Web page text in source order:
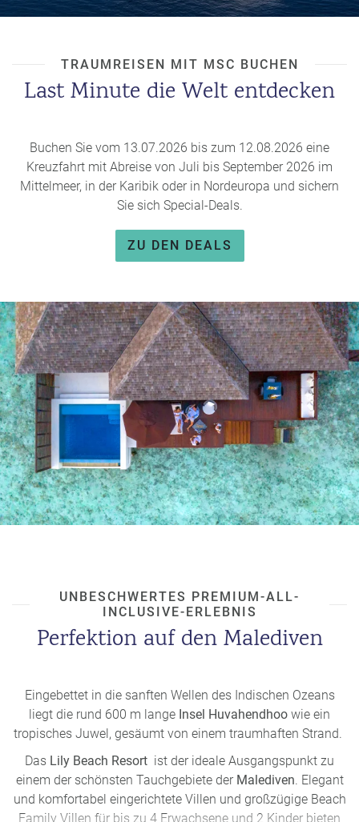
o
o
r
n
s
e
e
P
a
e
r
or
B
e
it
s
P
A
Y
B
A
K
B
o
n
u
s
pr
gr
a
m
m
TRAUMREISEN MIT MSC BUCHEN
Last Minute die Welt entdecken
Buchen Sie vom 13.07.2026 bis zum 12.08.2026 eine
Kreuzfahrt mit Abreise von Juli bis September 2026 im
Mittelmeer, in der Karibik oder in Nordeuropa und sichern
Sie sich Special-Deals.
ZU DEN DEALS
UNBESCHWERTES PREMIUM-ALL-
INCLUSIVE-ERLEBNIS
Perfektion auf den Malediven
Eingebettet in die sanften Wellen des Indischen Ozeans
liegt die rund 600 m lange Insel Huvahendhoo wie ein
tropisches Juwel, gesäumt von einem traumhaften Strand.
Das Lily Beach Resort ist der ideale Ausgangspunkt zu
einem der schönsten Tauchgebiete der Malediven. Elegant
und komfortabel eingerichtete Villen und großzügige Beach
Family Villen für bis zu 4 Erwachsene und 2 Kinder bieten